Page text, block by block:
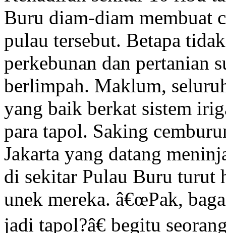
Buru diam-diam membuat
pulau tersebut. Betapa
perkebunan dan pertanian
berlimpah. Maklum,
yang baik berkat sistem
para tapol. Saking
Jakarta yang datang
di sekitar Pulau Buru turut
unek mereka. â€œPak,
jadi tapol?â€ begitu